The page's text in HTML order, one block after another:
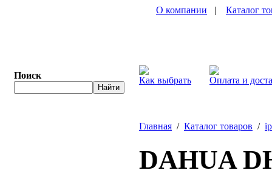
Поиск
О компании | Каталог
Как выбрать Оплата и
Главная / Каталог товаров /
DAHUA